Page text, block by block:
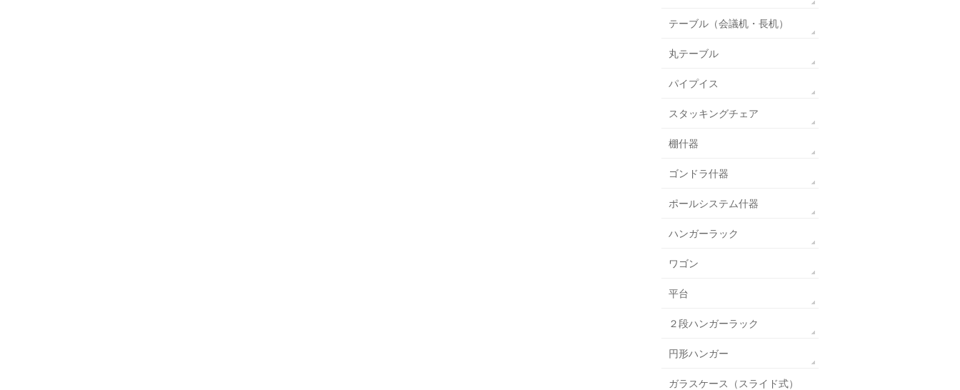
テーブル（会議机・長机）
丸テーブル
パイプイス
スタッキングチェア
棚什器
ゴンドラ什器
ポールシステム什器
ハンガーラック
ワゴン
平台
２段ハンガーラック
円形ハンガー
ガラスケース（スライド式）